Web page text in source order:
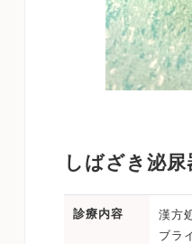
しばざき泌
診療内容 漢方
ブラ